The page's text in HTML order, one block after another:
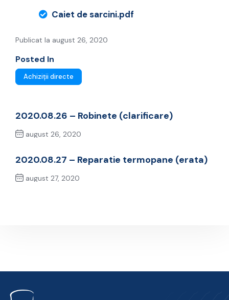
Caiet de sarcini.pdf
Publicat la august 26, 2020
Posted In
Achiziții directe
2020.08.26 – Robinete (clarificare)
august 26, 2020
2020.08.27 – Reparatie termopane (erata)
august 27, 2020